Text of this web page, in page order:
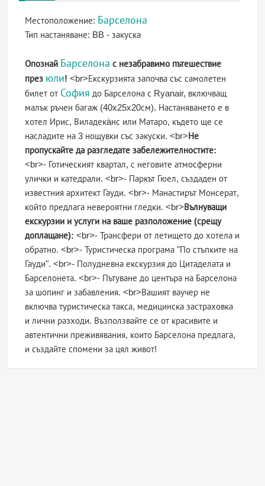
Местоположение: Барселона
Тип настаняване: BB - закуска
Опознай Барселона с незабравимо пътешествие
през юли! <br>Екскурзията започва със самолетен
билет от София до Барселона с Ryanair, включващ
малък ръчен багаж (40x25x20см). Настаняването е в
хотел Ирис, Виладека̀нс или Матаро, където ще се
насладите на 3 нощувки със закуски. <br>Не
пропускайте да разгледате забележителностите:
<br>- Готическият квартал, с неговите атмосферни
улички и катедрали. <br>- Паркът Гюел, създаден от
известния архитект Гауди. <br>- Манастирът Монсерат,
който предлага невероятни гледки. <br>Вълнуващи
екскурзии и услуги на ваше разположение (срещу
доплащане): <br>- Трансфери от летището до хотела и
обратно. <br>- Туристическа програма "По стъпките на
Гауди". <br>- Полудневна екскурзия до Цитаделата и
Барселонета. <br>- Пътуване до центъра на Барселона
за шопинг и забавления. <br>Вашият ваучер не
включва туристическа такса, медицинска застраховка
и лични разходи. Възползвайте се от красивите и
автентични преживявания, които Барселона предлага,
и създайте спомени за цял живот!